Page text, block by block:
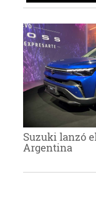
Suzuki lanzó
Argentina